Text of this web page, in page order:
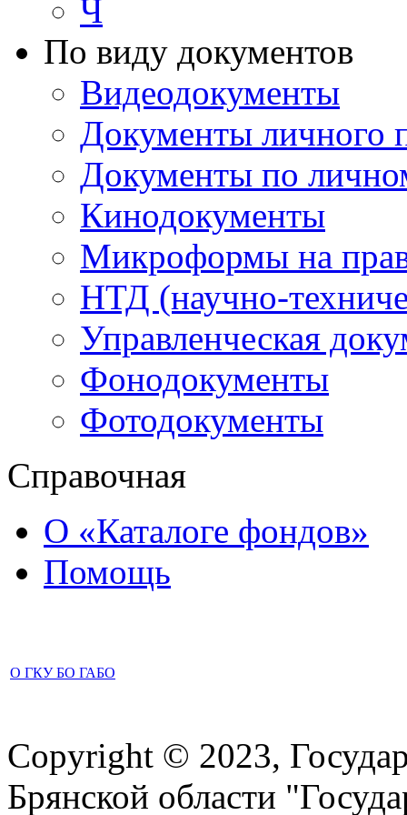
Ч
По виду документов
Видеодокументы
Документы личного
Документы по
Кинодокументы
Микроформы на
НТД (научно-
Управленческая
Фонодокументы
Фотодокументы
Справочная
О «Каталоге фондов»
Помощь
О ГКУ БО ГАБО
Copyright © 2023,
Брянской области